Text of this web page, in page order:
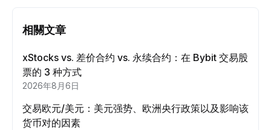
相關文章
xStocks vs. 差价合约 vs. 永续合约：在 Bybit 交易股
票的 3 种方式
2026年8月6日
交易欧元/美元：美元强势、欧洲央行政策以及影响该
货币对的因素